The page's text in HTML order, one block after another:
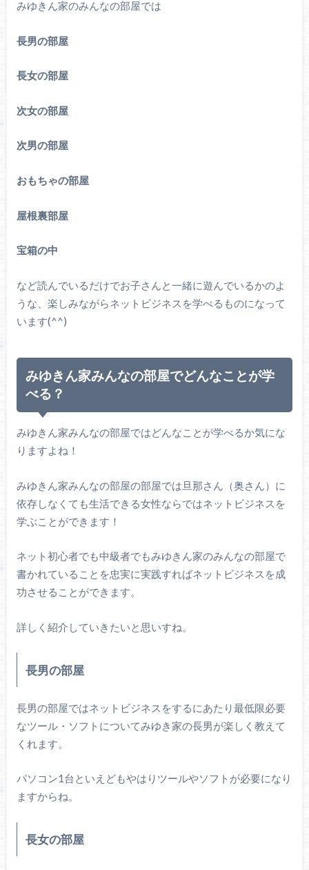
みゆきん家のみんなの部屋では
長男の部屋
長女の部屋
次女の部屋
次男の部屋
おもちゃの部屋
屋根裏部屋
宝箱の中
など読んでいるだけでお子さんと一緒に遊んでいるかのよ
うな、楽しみながらネットビジネスを学べるものになって
います(^^)
みゆきん家みんなの部屋でどんなことが学
べる？
みゆきん家みんなの部屋ではどんなことが学べるか気にな
りますよね！
みゆきん家みんなの部屋の部屋では旦那さん（奥さん）に
依存しなくても生活できる女性ならではネットビジネスを
学ぶことができます！
ネット初心者でも中級者でもみゆきん家のみんなの部屋で
書かれていることを忠実に実践すればネットビジネスを成
功させることができます。
詳しく紹介していきたいと思いすね。
長男の部屋
長男の部屋ではネットビジネスをするにあたり最低限必要
なツール・ソフトについてみゆき家の長男が楽しく教えて
くれます。
パソコン1台といえどもやはりツールやソフトが必要になり
ますからね。
長女の部屋